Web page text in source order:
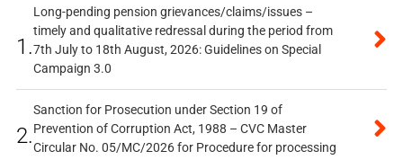
1.
Long-pending pension grievances/claims/issues –
timely and qualitative redressal during the period from
7th July to 18th August, 2026: Guidelines on Special
Campaign 3.0
2.
Sanction for Prosecution under Section 19 of
Prevention of Corruption Act, 1988 – CVC Master
Circular No. 05/MC/2026 for Procedure for processing